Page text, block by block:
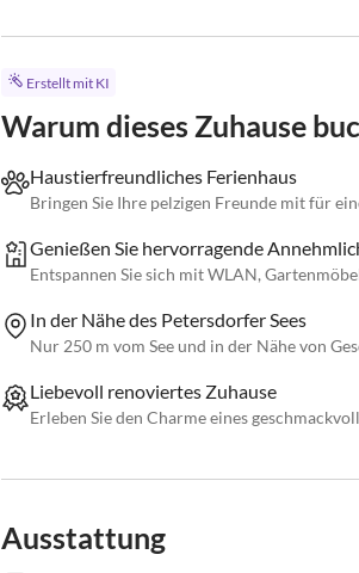
Erstellt mit KI
Warum dieses Zuhause
Haustierfreundliches Ferienhaus
Bringen Sie Ihre pelzigen Freunde mit für
Genießen Sie hervorragende
Entspannen Sie sich mit WLAN,
In der Nähe des Petersdorfer Sees
Nur 250 m vom See und in der Nähe von
Liebevoll renoviertes Zuhause
Erleben Sie den Charme eines
Ausstattung